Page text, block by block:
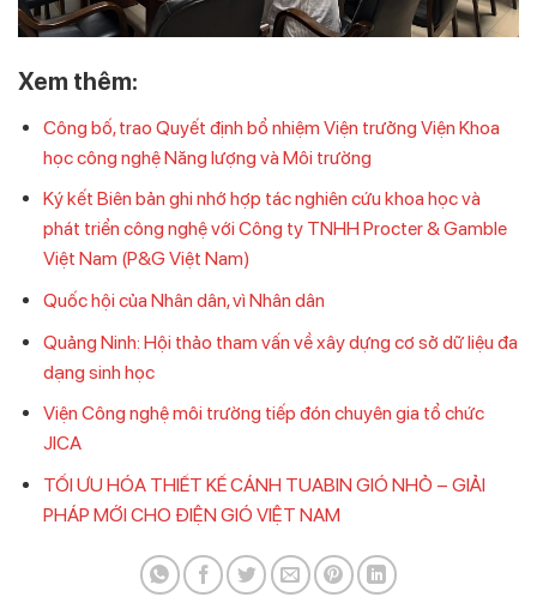
Xem thêm:
Công bố, trao Quyết định bổ nhiệm Viện trưởng Viện Khoa
học công nghệ Năng lượng và Môi trường
Ký kết Biên bản ghi nhớ hợp tác nghiên cứu khoa học và
phát triển công nghệ với Công ty TNHH Procter & Gamble
Việt Nam (P&G Việt Nam)
Quốc hội của Nhân dân, vì Nhân dân
Quảng Ninh: Hội thảo tham vấn về xây dựng cơ sở dữ liệu đa
dạng sinh học
Viện Công nghệ môi trường tiếp đón chuyên gia tổ chức
JICA
TỐI ƯU HÓA THIẾT KẾ CÁNH TUABIN GIÓ NHỎ – GIẢI
PHÁP MỚI CHO ĐIỆN GIÓ VIỆT NAM